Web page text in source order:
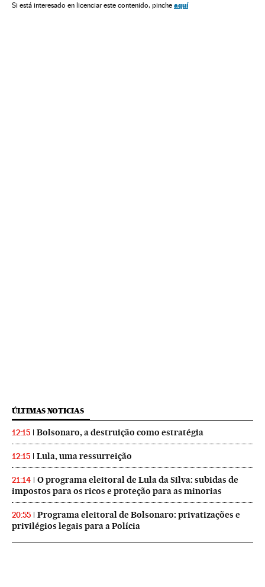
Si está interesado en licenciar este contenido, pinche aquí
ÚLTIMAS NOTICIAS
12:15 Bolsonaro, a destruição como estratégia
12:15 Lula, uma ressurreição
21:14
O programa eleitoral de Lula da Silva: subidas de
impostos para os ricos e proteção para as minorias
20:55
Programa eleitoral de Bolsonaro: privatizações e
privilégios legais para a Polícia